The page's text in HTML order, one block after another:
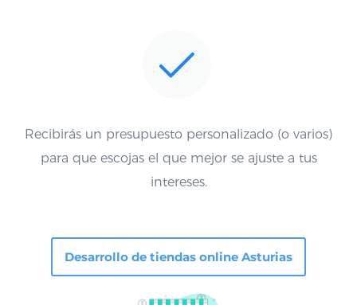
Recibirás un presupuesto personalizado (o varios)
para que escojas el que mejor se ajuste a tus
intereses.
Desarrollo de tiendas online Asturias